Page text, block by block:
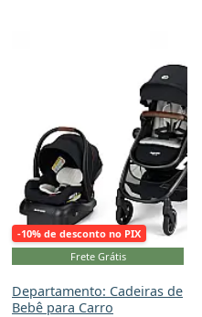
-10% de desconto no PIX
Frete Grátis
Departamento: Cadeiras de
Bebê para Carro